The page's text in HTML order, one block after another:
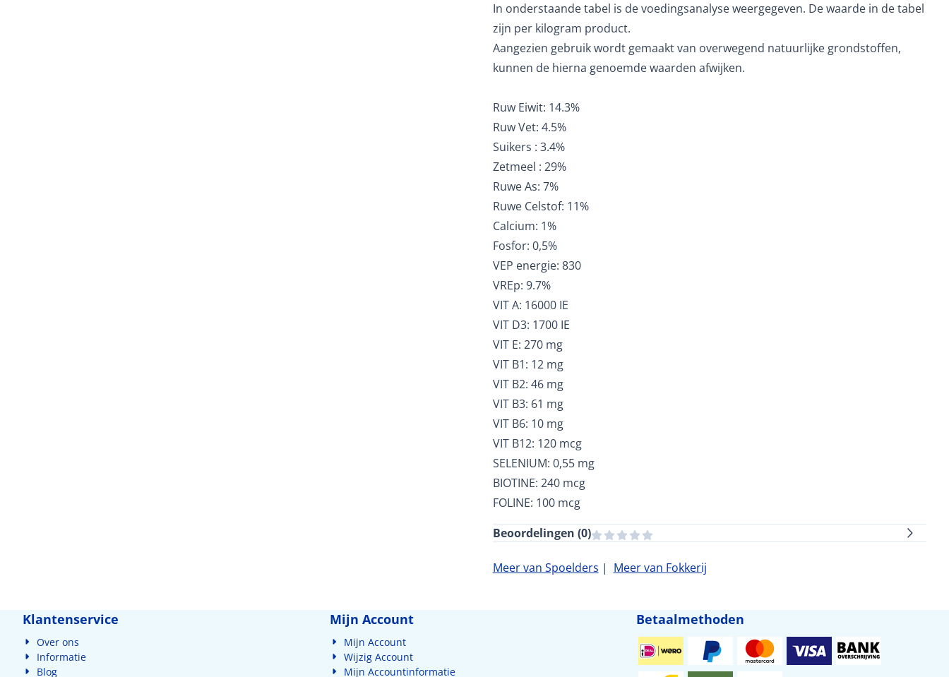
In onderstaande tabel is de voedingsanalyse weergegeven. De waarde in de tabel
zijn per kilogram product.
Aangezien gebruik wordt gemaakt van overwegend natuurlijke grondstoffen,
kunnen de hierna genoemde waarden afwijken.
Ruw Eiwit: 14.3%
Ruw Vet: 4.5%
Suikers : 3.4%
Zetmeel : 29%
Ruwe As: 7%
Ruwe Celstof: 11%
Calcium: 1%
Fosfor: 0,5%
VEP energie: 830
VREp: 9.7%
VIT A: 16000 IE
VIT D3: 1700 IE
VIT E: 270 mg
VIT B1: 12 mg
VIT B2: 46 mg
VIT B3: 61 mg
VIT B6: 10 mg
VIT B12: 120 mcg
SELENIUM: 0,55 mg
BIOTINE: 240 mcg
FOLINE: 100 mcg
Beoordelingen (0)
Meer van Spoelders | Meer van Fokkerij
Klantenservice
Over ons
Informatie
Blog
Mijn Account
Mijn Account
Wijzig Account
Mijn Accountinformatie
Betaalmethoden